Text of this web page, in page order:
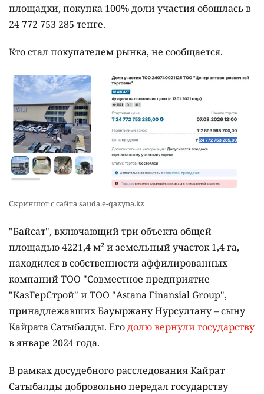
площадки, покупка 100% доли участия обошлась в
24 772 753 285 тенге.
Кто стал покупателем рынка, не сообщается.
Скриншот с сайта sauda.e-qazyna.kz
"Байсат", включающий три объекта общей
площадью 4221,4 м² и земельный участок 1,4 га,
находился в собственности аффилированных
компаний ТОО "Совместное предприятие
"КазГерСтрой" и ТОО "Astana Finansial Group",
принадлежавших Бауыржану Нурсултану – сыну
Кайрата Сатыбалды. Егодолю вернули государству
в январе 2024 года.
В рамках досудебного расследования Кайрат
Сатыбалды добровольно передал государству